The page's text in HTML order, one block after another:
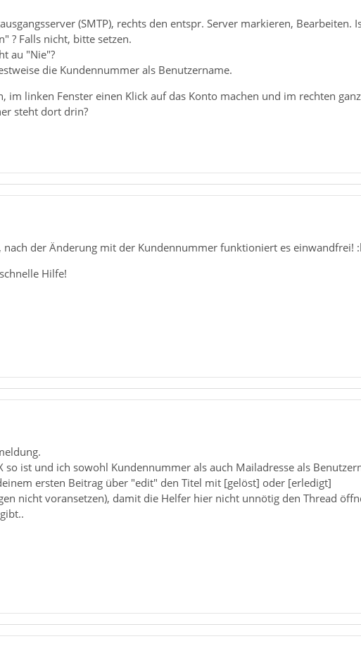
(SMTP), rechts den entspr. Server markieren,
? Falls nicht, bitte setzen.
au "Nie"?
die Kundennummer als Benutzername.
im linken Fenster einen Klick auf das Konto machen und im rechten
steht dort drin?
nach der Änderung mit der Kundennummer funktioniert es einwandfrei!
Hilfe!
so ist und ich sowohl Kundennummer als auch Mailadresse als
ersten Beitrag über "edit" den Titel mit [gelöst] oder [erledigt]
nicht voransetzen), damit die Helfer hier nicht unnötig den Thread